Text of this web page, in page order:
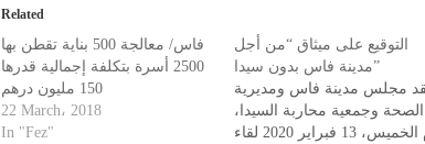
Related
فاس/ معالجة 500 بناية تقطن بها
2500 أسرة بتكلفة إجمالية قدرها
150 مليون درهم
22 March، 2018
In "Fez"
التوقيع على ميثاق “من أجل
مدينة فاس بدون سيدا”
مجلس مدينة فاس ومديرية
الصحة وجمعية محاربة السيدا،
يوم الخميس، 13 فبراير 2020 لقاء